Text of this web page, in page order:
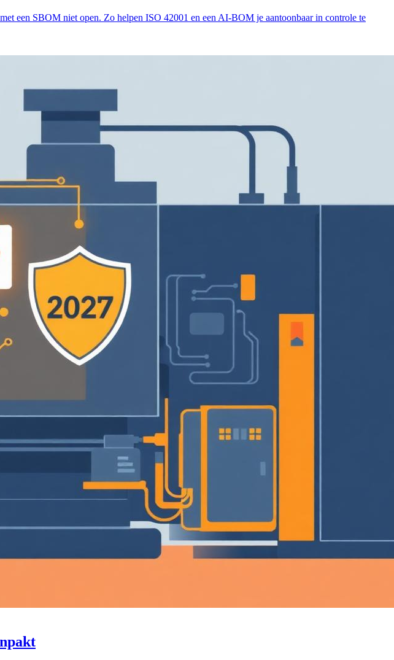
een SBOM niet open. Zo helpen ISO 42001 en een AI-BOM je aantoonbaar in controle te